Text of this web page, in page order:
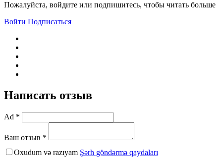
Пожалуйста, войдите или подпишитесь, чтобы читать больше
Войти Подписаться
Написать отзыв
Ad *
Ваш отзыв *
Oxudum və razıyam Şərh göndərmə qaydaları